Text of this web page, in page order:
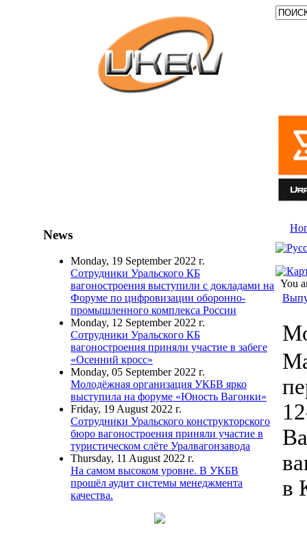
News
Monday, 19 September 2022 г.
Сотрудники Уральского КБ
вагоностроения выступили с докладами на
Форуме по цифровизации оборонно-
промышленного комплекса России
Monday, 12 September 2022 г.
Сотрудники Уральского КБ
вагоностроения приняли участие в забеге
«Осенний кросс»
Monday, 05 September 2022 г.
Молодёжная организация УКБВ ярко
выступила на форуме «Юность Вагонки»
Friday, 19 August 2022 г.
Сотрудники Уральского конструкторского
бюро вагоностроения приняли участие в
туристическом слёте Уралвагонзавода
Thursday, 11 August 2022 г.
На самом высоком уровне. В УКБВ
прошёл аудит системы менеджмента
качества.
You
в